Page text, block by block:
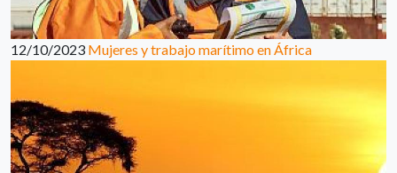
12/10/2023 Mujeres y trabajo marítimo en África